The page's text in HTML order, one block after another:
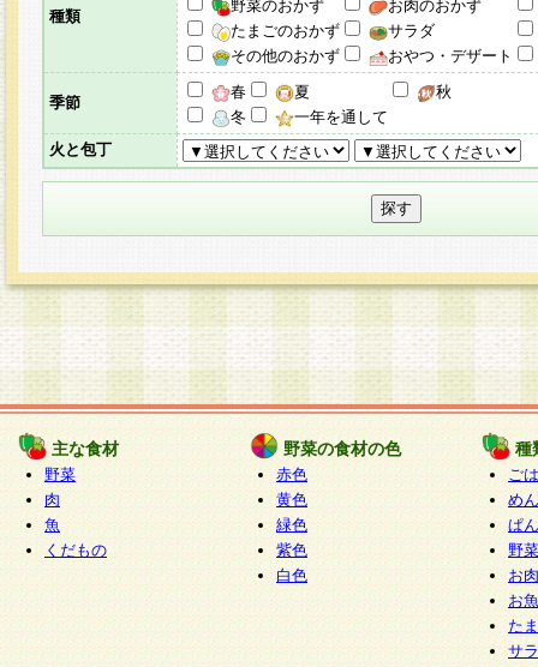
種類
野菜のおかず
お肉のおかず
たまごのおかず
サラダ
その他のおかず
おやつ・デザート
季節
春 夏
秋
冬
一年を通して
火と包丁
主な食材
野菜
肉
魚
くだもの
野菜の食材の色
赤色
黄色
緑色
紫色
白色
種
ご
めん
ぱん
野
お
お
た
サ